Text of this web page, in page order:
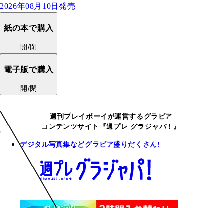
2026年08月10日発売
紙の本で購入
開/閉
電子版で購入
開/閉
週刊プレイボーイが運営するグラビア
コンテンツサイト『週プレ グラジャパ！』
デジタル写真集などグラビア盛りだくさん!